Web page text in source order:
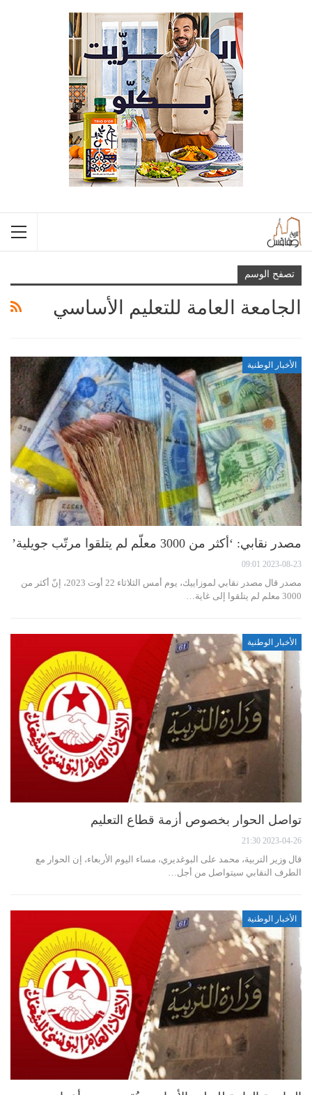
تصفح الوسم
الجامعة العامة للتعليم الأساسي
الأخبار الوطنية
مصدر نقابي: ‘أكثر من 3000 معلّم لم يتلقوا مرتّب جويلية’
2023-08-23 09:01
مصدر قال مصدر نقابي لموزاييك، يوم أمس الثلاثاء 22 أوت 2023، إنّ أكثر من
3000 معلم لم يتلقوا إلى غاية…
الأخبار الوطنية
تواصل الحوار بخصوص أزمة قطاع التعليم
2023-04-26 21:30
قال وزير التربية، محمد على البوغديري، مساء اليوم الأربعاء، إن الحوار مع
الطرف النقابي سيتواصل من أجل…
الأخبار الوطنية